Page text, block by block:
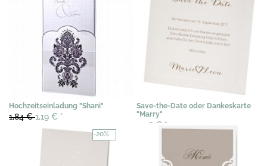
Hochzeitseinladung "Shani"
1,84 €1,19 € *
Save-the-Date oder Dankeskarte
"Marry"
0,36 € *
-20%